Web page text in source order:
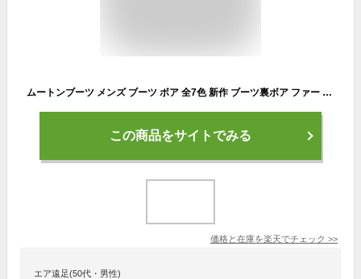
ムートンブーツ メンズ ブーツ ボア 全7色 新作 ブーツ裏ボア ファー ロングブーツ 温かいブラック 黒 ブラウン 茶 カモフラ ブーツM L LL スウェードブーツ 靴 アメカジ系 アウトドア系 に♪8（eight） エイト 8
この商品をサイトでみる
価格と在庫を楽天でチェック >>
エア遠足(50代・男性)